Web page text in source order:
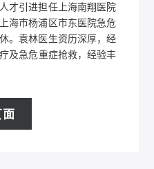
才引进担任上海南翔医院
海市杨浦区市东医院急危
。袁林医生资历深厚，经
及急危重症抢救，经验丰